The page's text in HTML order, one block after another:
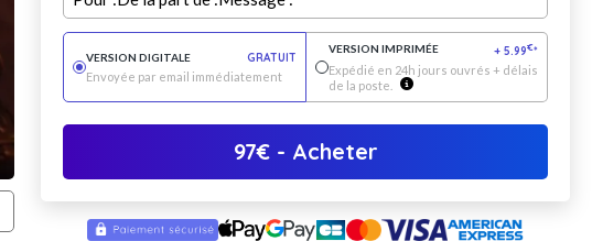
VERSION DIGITALE
GRATUIT
Envoyée par email immédiatement
VERSION IMPRIMÉE + 5.99€*
Expédié en 24h jours ouvrés + délais
de la poste.
97€- Acheter